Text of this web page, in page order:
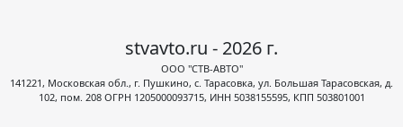
stvavto.ru - 2026 г.
ООО "СТВ-АВТО"
141221, Московская обл., г. Пушкино, с. Тарасовка, ул. Большая Тарасовская, д.
102, пом. 208 ОГРН 1205000093715, ИНН 5038155595, КПП 503801001